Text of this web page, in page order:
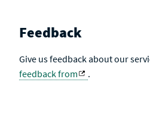
Feedback
Give us feedback about our
feedback from
.